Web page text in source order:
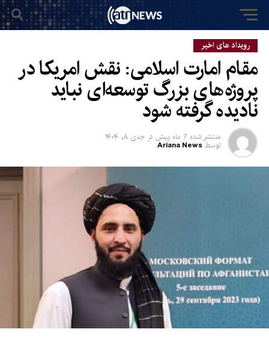
رویداد های اخیر
مقام امارت اسلامی: نقش امریکا در
پروژه‌های بزرگ توسعه‌ای نباید
نادیده گرفته شود
منتشر شده 7 ماه پیش در جدی ۸, ۱۴۰۴
توسط Ariana News